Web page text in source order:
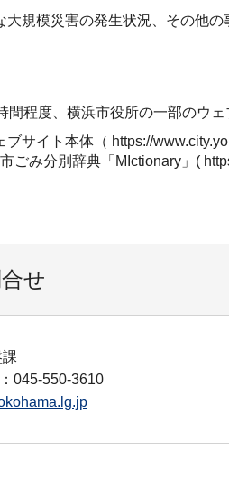
規模災害の発生状況、その他
間程度、横浜市役所の一部のウ
サイト本体（ https://
ごみ分別辞典「MIctionary」(
せ
045-550-3610